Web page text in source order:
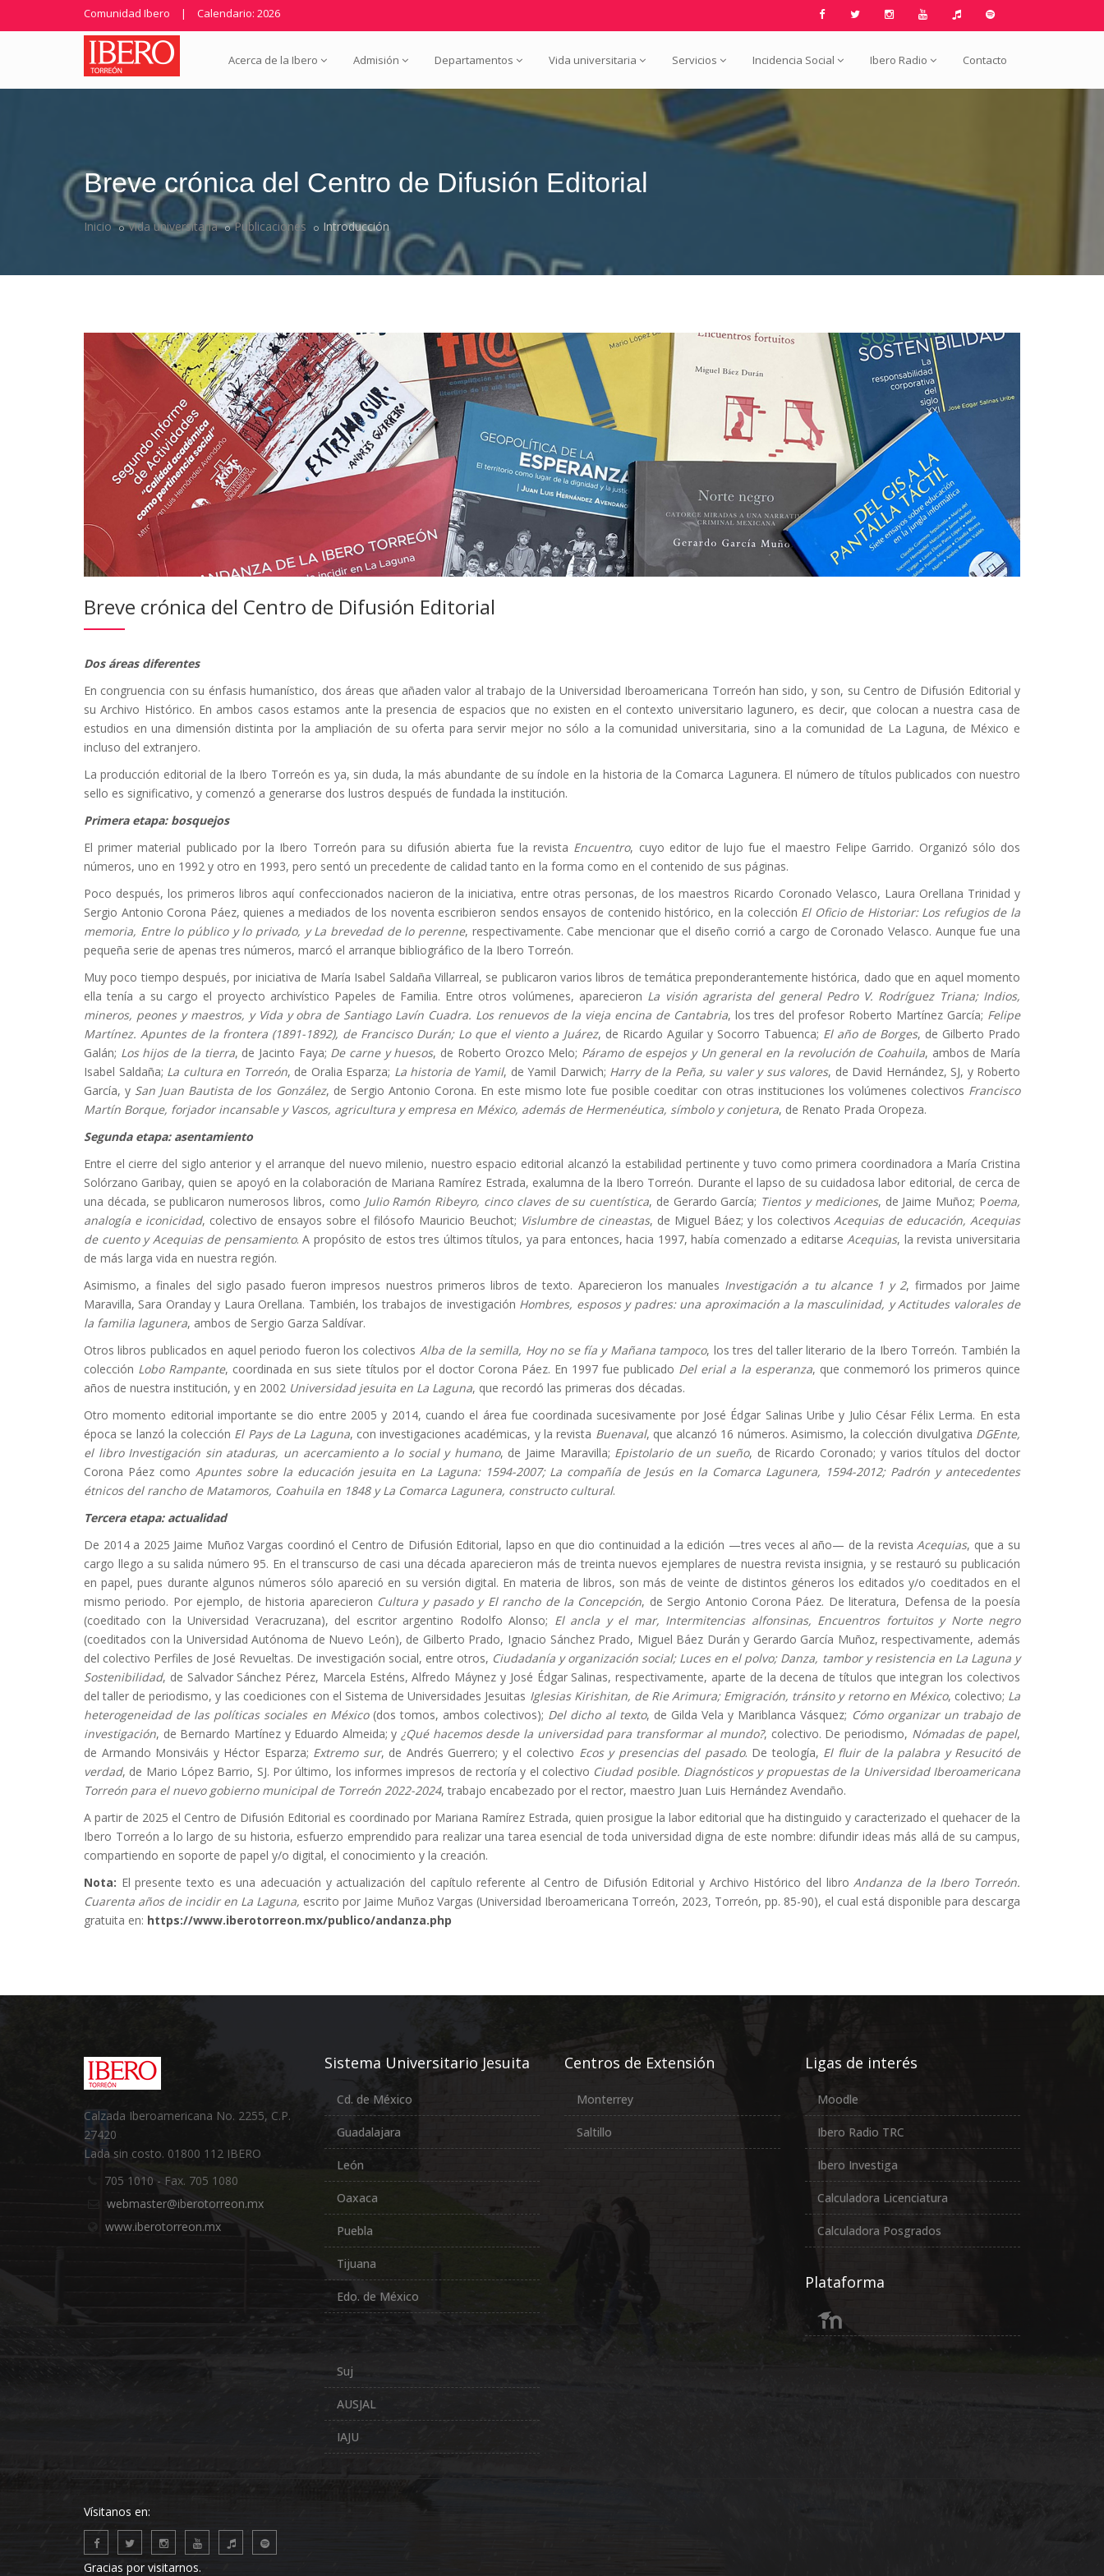
Comunidad Ibero | Calendario: 2026
Acerca de la Ibero Admisión Departamentos Vida universitaria Servicios Incidencia Social Ibero Radio Contacto
Breve crónica del Centro de Difusión Editorial
Inicio Vida universitaria Publicaciones Introducción
Breve crónica del Centro de Difusión Editorial
Dos áreas diferentes
En congruencia con su énfasis humanístico, dos áreas que añaden valor al trabajo de la Universidad Iberoamericana Torreón han sido, y son, su Centro de Difusión Editorial y
su Archivo Histórico. En ambos casos estamos ante la presencia de espacios que no existen en el contexto universitario lagunero, es decir, que colocan a nuestra casa de
estudios en una dimensión distinta por la ampliación de su oferta para servir mejor no sólo a la comunidad universitaria, sino a la comunidad de La Laguna, de México e
incluso del extranjero.
La producción editorial de la Ibero Torreón es ya, sin duda, la más abundante de su índole en la historia de la Comarca Lagunera. El número de títulos publicados con nuestro
sello es significativo, y comenzó a generarse dos lustros después de fundada la institución.
Primera etapa: bosquejos
El primer material publicado por la Ibero Torreón para su difusión abierta fue la revista Encuentro, cuyo editor de lujo fue el maestro Felipe Garrido. Organizó sólo dos
números, uno en 1992 y otro en 1993, pero sentó un precedente de calidad tanto en la forma como en el contenido de sus páginas.
Poco después, los primeros libros aquí confeccionados nacieron de la iniciativa, entre otras personas, de los maestros Ricardo Coronado Velasco, Laura Orellana Trinidad y
Sergio Antonio Corona Páez, quienes a mediados de los noventa escribieron sendos ensayos de contenido histórico, en la colección El Oficio de Historiar: Los refugios de la
memoria, Entre lo público y lo privado, y La brevedad de lo perenne, respectivamente. Cabe mencionar que el diseño corrió a cargo de Coronado Velasco. Aunque fue una
pequeña serie de apenas tres números, marcó el arranque bibliográfico de la Ibero Torreón.
Muy poco tiempo después, por iniciativa de María Isabel Saldaña Villarreal, se publicaron varios libros de temática preponderantemente histórica, dado que en aquel momento
ella tenía a su cargo el proyecto archivístico Papeles de Familia. Entre otros volúmenes, aparecieron La visión agrarista del general Pedro V. Rodríguez Triana; Indios,
mineros, peones y maestros, y Vida y obra de Santiago Lavín Cuadra. Los renuevos de la vieja encina de Cantabria, los tres del profesor Roberto Martínez García; Felipe
Martínez. Apuntes de la frontera (1891-1892), de Francisco Durán; Lo que el viento a Juárez, de Ricardo Aguilar y Socorro Tabuenca; El año de Borges, de Gilberto Prado
Galán; Los hijos de la tierra, de Jacinto Faya; De carne y huesos, de Roberto Orozco Melo; Páramo de espejos y Un general en la revolución de Coahuila, ambos de María
Isabel Saldaña; La cultura en Torreón, de Oralia Esparza; La historia de Yamil, de Yamil Darwich; Harry de la Peña, su valer y sus valores, de David Hernández, SJ, y Roberto
García, y San Juan Bautista de los González, de Sergio Antonio Corona. En este mismo lote fue posible coeditar con otras instituciones los volúmenes colectivos Francisco
Martín Borque, forjador incansable y Vascos, agricultura y empresa en México, además de Hermenéutica, símbolo y conjetura, de Renato Prada Oropeza.
Segunda etapa: asentamiento
Entre el cierre del siglo anterior y el arranque del nuevo milenio, nuestro espacio editorial alcanzó la estabilidad pertinente y tuvo como primera coordinadora a María Cristina
Solórzano Garibay, quien se apoyó en la colaboración de Mariana Ramírez Estrada, exalumna de la Ibero Torreón. Durante el lapso de su cuidadosa labor editorial, de cerca de
una década, se publicaron numerosos libros, como Julio Ramón Ribeyro, cinco claves de su cuentística, de Gerardo García; Tientos y mediciones, de Jaime Muñoz; Poema,
analogía e iconicidad, colectivo de ensayos sobre el filósofo Mauricio Beuchot; Vislumbre de cineastas, de Miguel Báez; y los colectivosAcequias de educación, Acequias
de cuento y Acequias de pensamiento. A propósito de estos tres últimos títulos, ya para entonces, hacia 1997, había comenzado a editarseAcequias, la revista universitaria
de más larga vida en nuestra región.
Asimismo, a finales del siglo pasado fueron impresos nuestros primeros libros de texto. Aparecieron los manuales Investigación a tu alcance 1 y 2, firmados por Jaime
Maravilla, Sara Oranday y Laura Orellana. También, los trabajos de investigación Hombres, esposos y padres: una aproximación a la masculinidad, y Actitudes valorales de
la familia lagunera, ambos de Sergio Garza Saldívar.
Otros libros publicados en aquel periodo fueron los colectivos Alba de la semilla, Hoy no se fía y Mañana tampoco, los tres del taller literario de la Ibero Torreón. También la
colección Lobo Rampante, coordinada en sus siete títulos por el doctor Corona Páez. En 1997 fue publicado Del erial a la esperanza, que conmemoró los primeros quince
años de nuestra institución, y en 2002 Universidad jesuita en La Laguna, que recordó las primeras dos décadas.
Otro momento editorial importante se dio entre 2005 y 2014, cuando el área fue coordinada sucesivamente por José Édgar Salinas Uribe y Julio César Félix Lerma. En esta
época se lanzó la colección El Pays de La Laguna, con investigaciones académicas, y la revista Buenaval, que alcanzó 16 números. Asimismo, la colección divulgativa DGEnte,
el libro Investigación sin ataduras, un acercamiento a lo social y humano, de Jaime Maravilla; Epistolario de un sueño, de Ricardo Coronado; y varios títulos del doctor
Corona Páez como Apuntes sobre la educación jesuita en La Laguna: 1594-2007; La compañía de Jesús en la Comarca Lagunera, 1594-2012; Padrón y antecedentes
étnicos del rancho de Matamoros, Coahuila en 1848 y La Comarca Lagunera, constructo cultural.
Tercera etapa: actualidad
De 2014 a 2025 Jaime Muñoz Vargas coordinó el Centro de Difusión Editorial, lapso en que dio continuidad a la edición —tres veces al año— de la revistaAcequias, que a su
cargo llego a su salida número 95. En el transcurso de casi una década aparecieron más de treinta nuevos ejemplares de nuestra revista insignia, y se restauró su publicación
en papel, pues durante algunos números sólo apareció en su versión digital. En materia de libros, son más de veinte de distintos géneros los editados y/o coeditados en el
mismo periodo. Por ejemplo, de historia aparecieron Cultura y pasado y El rancho de la Concepción, de Sergio Antonio Corona Páez. De literatura, Defensa de la poesía
(coeditado con la Universidad Veracruzana), del escritor argentino Rodolfo Alonso; El ancla y el mar, Intermitencias alfonsinas, Encuentros fortuitos y Norte negro
(coeditados con la Universidad Autónoma de Nuevo León), de Gilberto Prado, Ignacio Sánchez Prado, Miguel Báez Durán y Gerardo García Muñoz, respectivamente, además
del colectivo Perfiles de José Revueltas. De investigación social, entre otros, Ciudadanía y organización social; Luces en el polvo; Danza, tambor y resistencia en La Laguna y
Sostenibilidad, de Salvador Sánchez Pérez, Marcela Esténs, Alfredo Máynez y José Édgar Salinas, respectivamente, aparte de la decena de títulos que integran los colectivos
del taller de periodismo, y las coediciones con el Sistema de Universidades Jesuitas Iglesias Kirishitan, de Rie Arimura; Emigración, tránsito y retorno en México, colectivo; La
heterogeneidad de las políticas sociales en México(dos tomos, ambos colectivos); Del dicho al texto, de Gilda Vela y Mariblanca Vásquez; Cómo organizar un trabajo de
investigación, de Bernardo Martínez y Eduardo Almeida; y¿Qué hacemos desde la universidad para transformar al mundo?, colectivo. De periodismo, Nómadas de papel,
de Armando Monsiváis y Héctor Esparza; Extremo sur, de Andrés Guerrero; y el colectivo Ecos y presencias del pasado. De teología, El fluir de la palabra y Resucitó de
verdad, de Mario López Barrio, SJ. Por último, los informes impresos de rectoría y el colectivo Ciudad posible. Diagnósticos y propuestas de la Universidad Iberoamericana
Torreón para el nuevo gobierno municipal de Torreón 2022-2024, trabajo encabezado por el rector, maestro Juan Luis Hernández Avendaño.
A partir de 2025 el Centro de Difusión Editorial es coordinado por Mariana Ramírez Estrada, quien prosigue la labor editorial que ha distinguido y caracterizado el quehacer de la
Ibero Torreón a lo largo de su historia, esfuerzo emprendido para realizar una tarea esencial de toda universidad digna de este nombre: difundir ideas más allá de su campus,
compartiendo en soporte de papel y/o digital, el conocimiento y la creación.
Nota: El presente texto es una adecuación y actualización del capítulo referente al Centro de Difusión Editorial y Archivo Histórico del libroAndanza de la Ibero Torreón.
Cuarenta años de incidir en La Laguna, escrito por Jaime Muñoz Vargas (Universidad Iberoamericana Torreón, 2023, Torreón, pp. 85-90), el cual está disponible para descarga
gratuita en: https://www.iberotorreon.mx/publico/andanza.php
Calzada Iberoamericana No. 2255, C.P.
27420
Lada sin costo. 01800 112 IBERO
705 1010 - Fax. 705 1080
webmaster@iberotorreon.mx
www.iberotorreon.mx
Sistema Universitario Jesuita
Cd. de México
Guadalajara
León
Oaxaca
Puebla
Tijuana
Edo. de México
Suj
AUSJAL
IAJU
Centros de Extensión
Monterrey
Saltillo
Ligas de interés
Moodle
Ibero Radio TRC
Ibero Investiga
Calculadora Licenciatura
Calculadora Posgrados
Plataforma
Vísitanos en:
Gracias por visitarnos.